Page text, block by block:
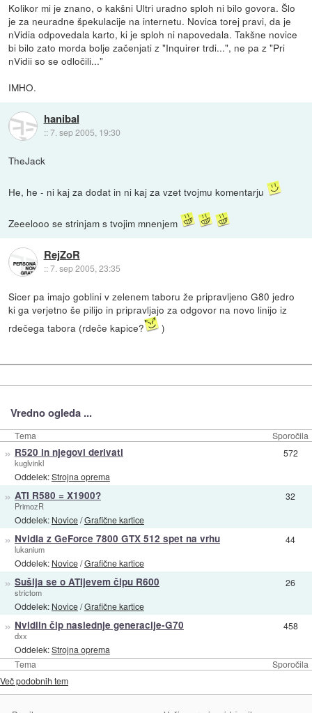
Kolikor mi je znano, o kakšni Ultri uradno sploh ni bilo govora. Šlo
je za neuradne špekulacije na internetu. Novica torej pravi, da je
nVidia odpovedala karto, ki je sploh ni napovedala. Takšne novice
bi bilo zato morda bolje začenjati z "Inquirer trdi...", ne pa z "Pri
nVidii so se odločili..."
IMHO.
hanibal
::7. sep 2005, 19:30
TheJack
He, he - ni kaj za dodat in ni kaj za vzet tvojmu komentarju
Zeeelooo se strinjam s tvojim mnenjem
RejZoR
::7. sep 2005, 23:35
Sicer pa imajo goblini v zelenem taboru že pripravljeno G80 jedro
ki ga verjetno še pilijo in pripravljajo za odgovor na novo linijo iz
rdečega tabora (rdeče kapice?
)
Vredno ogleda ...
Tema Sporočila
Tema Sporočila
» R520 in njegovi derivati
kuglvinkl
Oddelek:Strojna oprema
572
» ATI R580 = X1900?
PrimozR
Oddelek: Novice/Grafične kartice
32
» Nvidia z GeForce 7800 GTX 512 spet na vrhu
lukanium
Oddelek: Novice/Grafične kartice
44
» Sušlja se o ATIjevem čipu R600
strictom
Oddelek: Novice/Grafične kartice
26
» Nvidiin čip naslednje generacije-G70
dxx
Oddelek:Strojna oprema
458
Več podobnih tem